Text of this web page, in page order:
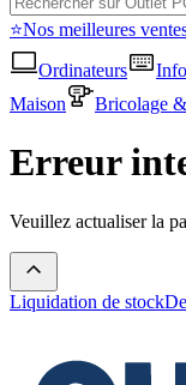
⭐Nos meilleures
Ordinateurs
Maison
Bricolage
Erreur
Veuillez actualiser la
Liquidation de stock